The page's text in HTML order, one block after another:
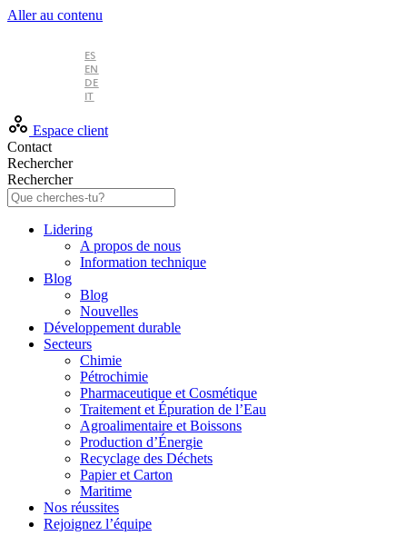
Aller au contenu
ES
EN
DE
IT
Espace client
Contact
Rechercher
Rechercher
Lidering
A propos de nous
Information technique
Blog
Blog
Nouvelles
Développement durable
Secteurs
Chimie
Pétrochimie
Pharmaceutique et Cosmétique
Traitement et Épuration de l’Eau
Agroalimentaire et Boissons
Production d’Énergie
Recyclage des Déchets
Papier et Carton
Maritime
Nos réussites
Rejoignez l’équipe